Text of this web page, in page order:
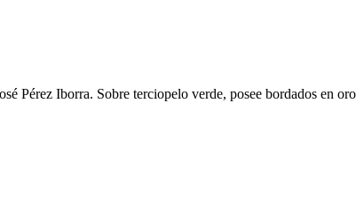
Pérez Iborra. Sobre terciopelo verde, posee bordados en oro